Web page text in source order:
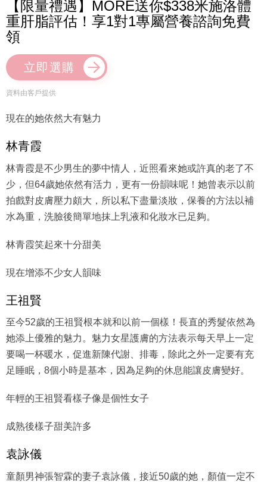
【限量禮遇】MORE送你$338米施洛體
重肝脂評估！享1對1專屬營養諮詢免費
領
立即選購
資料由客戶提供
現在的她依然大有魅力
林青霞
林青霞是不少男生的夢中情人，近照看來她或許真的老了不
少，但64歲她依然有活力，更有一份韻味呢！她曾表示以前
拍戲對皮膚壓力頗大，所以私下盡量淡妝，保養的方法以補
水為重，洗臉後簡單地抹上乳液和化妝水已足夠。
林青霞笑起來十分甜美
現在增添不少女人韻味
王祖賢
至今52歲的王祖賢根本就和以前一個樣！長直的秀髮依然為
她添上優雅的魅力。魅力女星護膚的方法表示每天早上一定
要喝一杯暖水，促進新陳代謝、排毒，除此之外一定要有充
足睡眠，8個小時是基本，因為足夠的休息能讓皮膚變好。
年輕的王祖賢看樣子像是個性女子
成熟後樣子甜美許多
袁詠儀
童顏男神張智霖的妻子袁詠儀，接近50歲的她，顏值一定不